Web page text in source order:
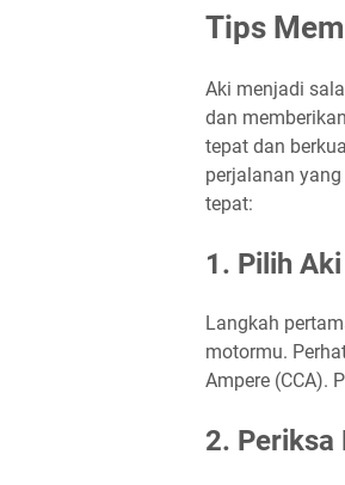
Tips
Aki menjadi
dan
tepat dan
perjalanan
tepat:
1. Pilih
Langkah
motormu.
Ampere (CCA).
2. Periksa